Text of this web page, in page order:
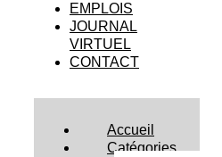
EMPLOIS
JOURNAL
VIRTUEL
CONTACT
Accueil
Catégories